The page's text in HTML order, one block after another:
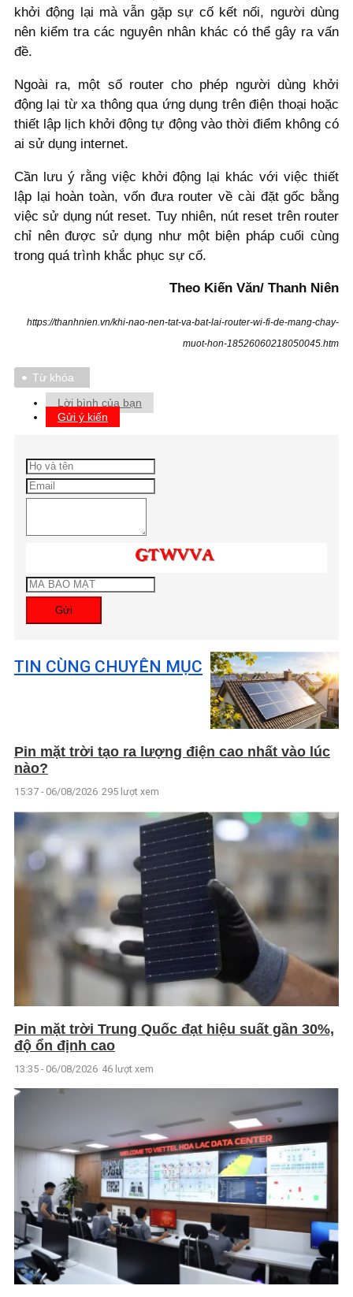
khởi động lại mà vẫn gặp sự cố kết nối, người dùng
nên kiểm tra các nguyên nhân khác có thể gây ra vấn
đề.
Ngoài ra, một số router cho phép người dùng khởi
động lại từ xa thông qua ứng dụng trên điện thoại hoặc
thiết lập lịch khởi động tự động vào thời điểm không có
ai sử dụng internet.
Cần lưu ý rằng việc khởi động lại khác với việc thiết
lập lại hoàn toàn, vốn đưa router về cài đặt gốc bằng
việc sử dụng nút reset. Tuy nhiên, nút reset trên router
chỉ nên được sử dụng như một biện pháp cuối cùng
trong quá trình khắc phục sự cố.
Theo Kiến Văn/ Thanh Niên
https://thanhnien.vn/khi-nao-nen-tat-va-bat-lai-router-wi-fi-de-mang-chay-
muot-hon-18526060218050045.htm
Từ khóa
Lời bình của bạn
Gửi ý kiến
Gửi
TIN CÙNG CHUYÊN MỤC
Pin mặt trời tạo ra lượng điện cao nhất vào lúc
nào?
15:37 - 06/08/2026 295 lượt xem
Pin mặt trời Trung Quốc đạt hiệu suất gần 30%,
độ ổn định cao
13:35 - 06/08/2026 46 lượt xem